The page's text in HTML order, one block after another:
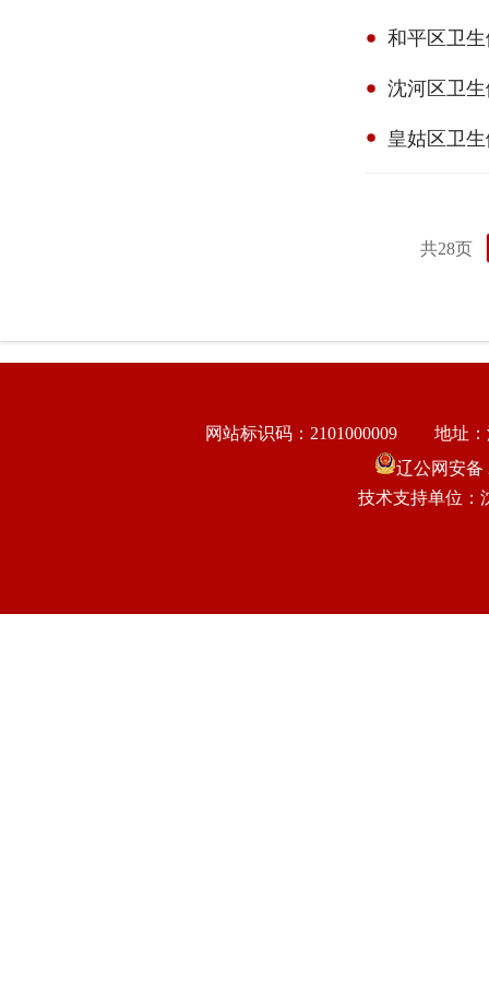
和平区卫
沈河区卫
皇姑区卫
共28页
网站标识码：2101000009
地址
辽公网安备
技术支持单位：